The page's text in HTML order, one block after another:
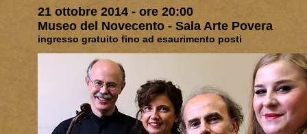
21 ottobre 2014 - ore 20:00
Museo del Novecento - Sala Arte Povera
ingresso gratuito fino ad esaurimento posti